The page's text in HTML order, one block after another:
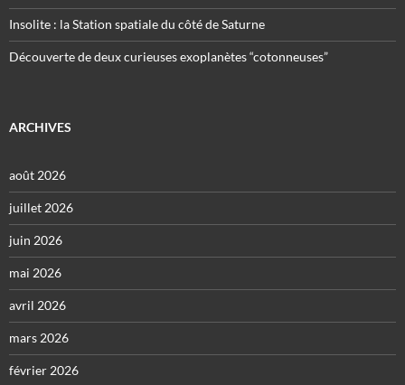
Insolite : la Station spatiale du côté de Saturne
Découverte de deux curieuses exoplanètes “cotonneuses”
ARCHIVES
août 2026
juillet 2026
juin 2026
mai 2026
avril 2026
mars 2026
février 2026